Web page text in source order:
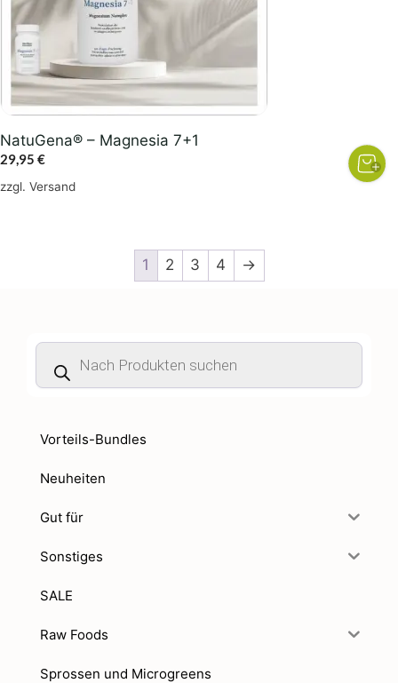
NatuGena® – Magnesia 7+1
29,95 €
zzgl. Versand
1 2 3 4 →
Products
search
Vorteils-Bundles
Neuheiten
Gut für
Sonstiges
SALE
Raw Foods
Sprossen und Microgreens